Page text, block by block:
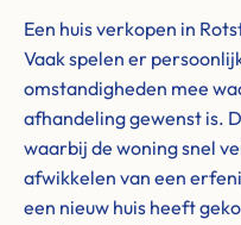
Een huis verkopen in
Vaak spelen er
omstandigheden mee
afhandeling gewenst is.
waarbij de woning snel
afwikkelen van een
een nieuw huis heeft